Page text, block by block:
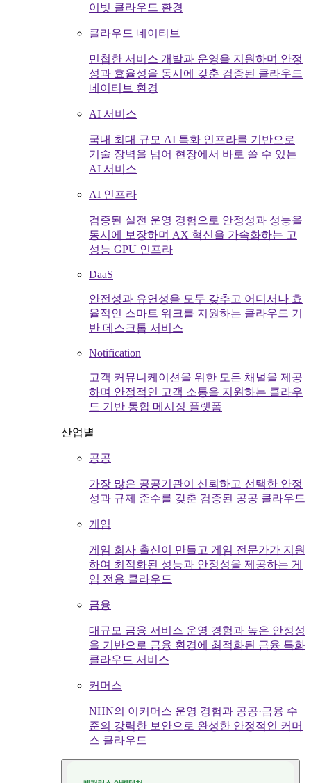
이빗 클라우드 환경
클라우드 네이티브
민첩한 서비스 개발과 운영을 지원하며 안정
성과 효율성을 동시에 갖춘 검증된 클라우드
네이티브 환경
AI 서비스
국내 최대 규모 AI 특화 인프라를 기반으로
기술 장벽을 넘어 현장에서 바로 쓸 수 있는
AI 서비스
AI 인프라
검증된 실전 운영 경험으로 안정성과 성능을
동시에 보장하며 AX 혁신을 가속화하는 고
성능 GPU 인프라
DaaS
안전성과 유연성을 모두 갖추고 어디서나 효
율적인 스마트 워크를 지원하는 클라우드 기
반 데스크톱 서비스
Notification
고객 커뮤니케이션을 위한 모든 채널을 제공
하며 안정적인 고객 소통을 지원하는 클라우
드 기반 통합 메시징 플랫폼
산업별
공공
가장 많은 공공기관이 신뢰하고 선택한 안정
성과 규제 준수를 갖춘 검증된 공공 클라우드
게임
게임 회사 출신이 만들고 게임 전문가가 지원
하여 최적화된 성능과 안정성을 제공하는 게
임 전용 클라우드
금융
대규모 금융 서비스 운영 경험과 높은 안정성
을 기반으로 금융 환경에 최적화된 금융 특화
클라우드 서비스
커머스
NHN의 이커머스 운영 경험과 공공·금융 수
준의 강력한 보안으로 완성한 안정적인 커머
스 클라우드